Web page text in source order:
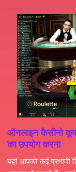
ऑनलाइन कैसीनो
का उपयोग करना
यहां आपको कई